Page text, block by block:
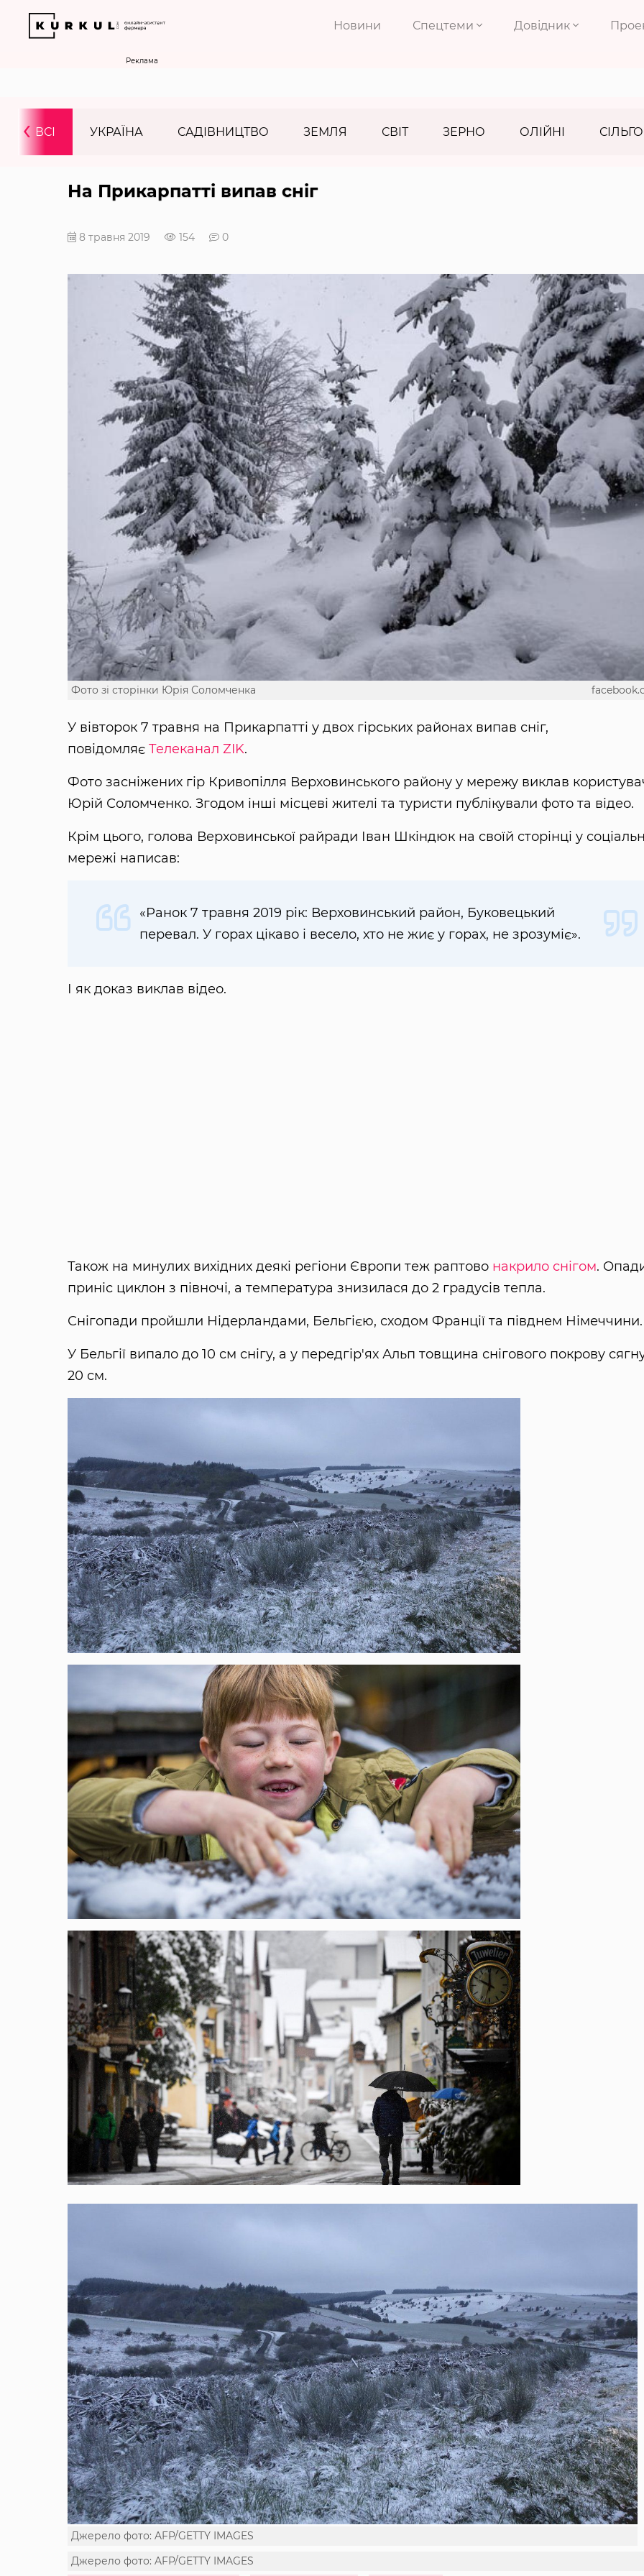
Новини Спецтеми Довідник
Реклама
ВСІ УКРАЇНА САДІВНИЦТВО ЗЕМЛЯ СВІТ ЗЕРНО ОЛІЙНІ
‹
На Прикарпатті випав сніг
8 травня 2019 154 0
Фото зі сторінки Юрія Соломченка
У вівторок 7 травня на Прикарпатті у двох гірських районах випав сніг,
повідомляє Телеканал ZIK.
Фото засніжених гір Кривопілля Верховинського району у мережу виклав
Юрій Соломченко. Згодом інші місцеві жителі та туристи публікували фото та відео.
Крім цього, голова Верховинської райради Іван Шкіндюк на своїй сторінці у
мережі написав:
«Ранок 7 травня 2019 рік: Верховинський район, Буковецький
перевал. У горах цікаво і весело, хто не жиє у горах, не зрозуміє».
І як доказ виклав відео.
Також на минулих вихідних деякі регіони Європи теж раптово накрило снігом.
приніс циклон з півночі, а температура знизилася до 2 градусів тепла.
Снігопади пройшли Нідерландами, Бельгією, сходом Франції та півднем Німеччини.
У Бельгії випало до 10 см снігу, а у передгір'ях Альп товщина снігового покрову
20 см.
Джерело фото: AFP/GETTY IMAGES
Джерело фото: AFP/GETTY IMAGES